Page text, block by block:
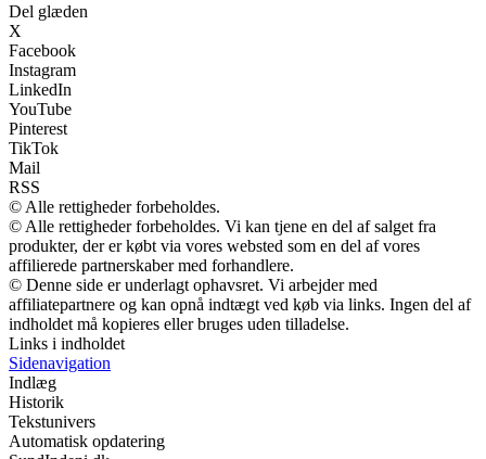
Del glæden
X
Facebook
Instagram
LinkedIn
YouTube
Pinterest
TikTok
Mail
RSS
© Alle rettigheder forbeholdes.
© Alle rettigheder forbeholdes. Vi kan tjene en del af salget fra
produkter, der er købt via vores websted som en del af vores
affilierede partnerskaber med forhandlere.
© Denne side er underlagt ophavsret. Vi arbejder med
affiliatepartnere og kan opnå indtægt ved køb via links. Ingen del af
indholdet må kopieres eller bruges uden tilladelse.
Links i indholdet
Sidenavigation
Indlæg
Historik
Tekstunivers
Automatisk opdatering